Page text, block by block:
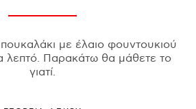
με έλαιο φουντουκιού
λεπτό. Παρακάτω θα μάθετε το
γιατί.